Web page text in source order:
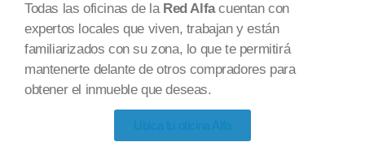
Todas las oficinas de la Red Alfacuentan con
expertos locales que viven, trabajan y están
familiarizados con su zona, lo que te permitirá
mantenerte delante de otros compradores para
obtener el inmuebleque deseas.
Ubica tu oficina Alfa